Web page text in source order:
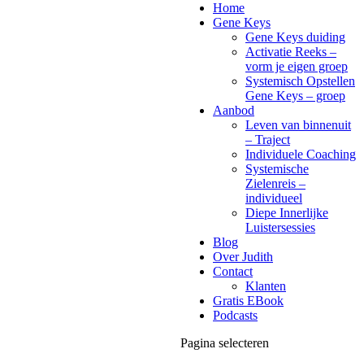
Home
Gene Keys
Gene Keys duiding
Activatie Reeks –
vorm je eigen groep
Systemisch Opstellen
Gene Keys – groep
Aanbod
Leven van binnenuit
– Traject
Individuele Coaching
Systemische
Zielenreis –
individueel
Diepe Innerlijke
Luistersessies
Blog
Over Judith
Contact
Klanten
Gratis EBook
Podcasts
Pagina selecteren